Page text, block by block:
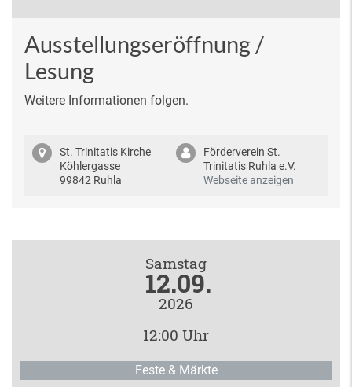
Ausstellungseröffnung /
Lesung
Weitere Informationen folgen.
St. Trinitatis Kirche
Köhlergasse
99842 Ruhla
Förderverein St.
Trinitatis Ruhla e.V.
Webseite anzeigen
Samstag
12.09.
2026
12:00 Uhr
Feste & Märkte